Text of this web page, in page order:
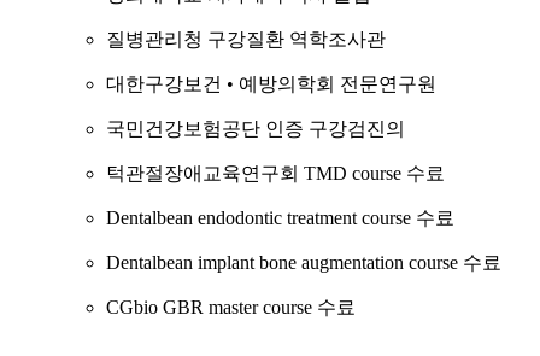
질병관리청 구강질환 역학조사관
대한구강보건 • 예방의학회 전문연구원
국민건강보험공단 인증 구강검진의
턱관절장애교육연구회 TMD course 수료
Dentalbean endodontic treatment course 수료
Dentalbean implant bone augmentation course 수료
CGbio GBR master course 수료